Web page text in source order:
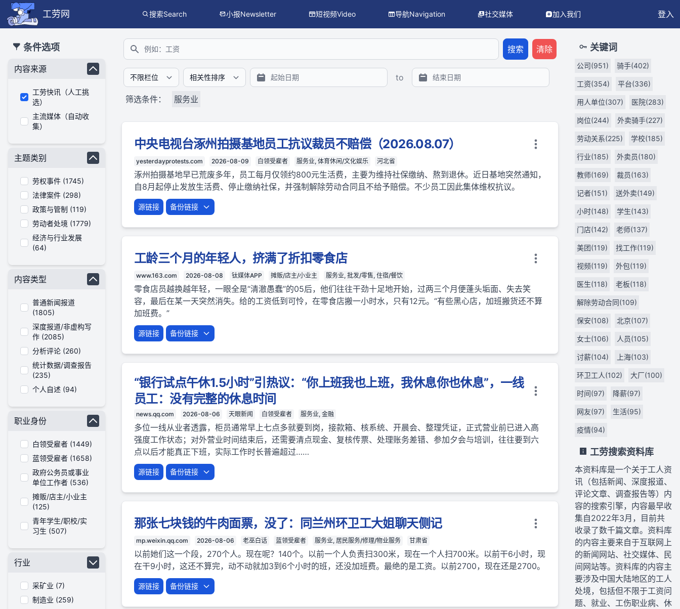
工劳网 搜索Search 小报Newsletter 短视频Video 导航Navigation 社交媒体 加入我们
登入
条件选项
内容来源
工劳快讯（人工挑
选）
主流媒体（自动收
集）
主题类别
劳权事件 (1745)
法律案件 (298)
政策与管制 (119)
劳动者处境 (1779)
经济与行业发展
(64)
内容类型
普通新闻报道
(1805)
深度报道/非虚构写
作 (2085)
分析评论 (260)
统计数据/调查报告
(235)
个人自述 (94)
职业身份
白领受雇者 (1449)
蓝领受雇者 (1658)
政府公务员或事业
单位工作者 (536)
摊贩/店主/小业主
(125)
青年学生/职校/实
习生 (507)
行业
采矿业 (7)
制造业 (259)
搜索
搜索 清除
to
筛选条件： 服务业
中央电视台涿州拍摄基地员工抗议裁员不赔偿（2026.08.07）
yesterdayprotests.com 2026-08-09 白领受雇者 服务业, 体育休闲/文化娱乐 河北省
涿州拍摄基地早已荒废多年，员工每月仅领约800元生活费，主要为维持社保缴纳、熬到退休。近日基地突然通知，
自8月起停止发放生活费、停止缴纳社保，并强制解除劳动合同且不给予赔偿。不少员工因此集体维权抗议。
源链接 备份链接
工龄三个月的年轻人，挤满了折扣零食店
www.163.com 2026-08-08 钛媒体APP 摊贩/店主/小业主 服务业, 批发/零售, 住宿/餐饮
零食店员越换越年轻，一眼全是“清澈愚蠢”的05后，他们往往干劲十足地开始，过两三个月便蓬头垢面、失去笑
容，最后在某一天突然消失。给的工资低到可怜，在零食店搬一小时水，只有12元。“有些黑心店，加班搬货还不算
加班费。”
源链接 备份链接
“银行试点午休1.5小时”引热议：“你上班我也上班，我休息你也休息”，一线
员工：没有完整的休息时间
news.qq.com 2026-08-06 天眼新闻 白领受雇者 服务业, 金融
多位一线从业者透露，柜员通常早上七点多就要到岗，接款箱、核系统、开晨会、整理凭证，正式营业前已进入高
强度工作状态；对外营业时间结束后，还需要清点现金、复核传票、处理账务差错、参加夕会与培训，往往要到六
点以后才能真正下班，实际工作时长普遍超过……
源链接 备份链接
那张七块钱的牛肉面票，没了：同兰州环卫工大姐聊天侧记
mp.weixin.qq.com 2026-08-06 老巫白话 蓝领受雇者 服务业, 居民服务/修理/物业服务 甘肃省
以前她们这一个段，270个人。现在呢？140个。以前一个人负责扫300米，现在一个人扫700米。以前干6小时，现
在干9小时，这还不算完，动不动就加3到6个小时的班，还没加班费。最绝的是工资。以前2700，现在还是2700。
源链接 备份链接
关键词
公司(951) 骑手(402)
工资(354) 平台(336)
用人单位(307) 医院(283)
岗位(244) 外卖骑手(227)
劳动关系(225) 学校(185)
行业(185) 外卖员(180)
教师(169) 裁员(163)
记者(151) 送外卖(149)
小时(148) 学生(143)
门店(142) 老师(137)
美团(119) 找工作(119)
视频(119) 外包(119)
医生(118) 老板(118)
解除劳动合同(109)
保安(108) 北京(107)
女士(106) 人员(105)
讨薪(104) 上海(103)
环卫工人(102) 大厂(100)
时间(97) 降薪(97)
网友(97) 生活(95)
疫情(94)
工劳搜索资料库
本资料库是一个关于工人资
讯（包括新闻、深度报道、
评论文章、调查报告等）内
容的搜索引擎，内容最早收
集自2022年3月，目前共
收录了数千篇文章。资料库
的内容主要来自于互联网上
的新闻网站、社交媒体、民
间网站等。资料库的内容主
要涉及中国大陆地区的工人
处境，包括但不限于工资问
题、就业、工伤职业病、休